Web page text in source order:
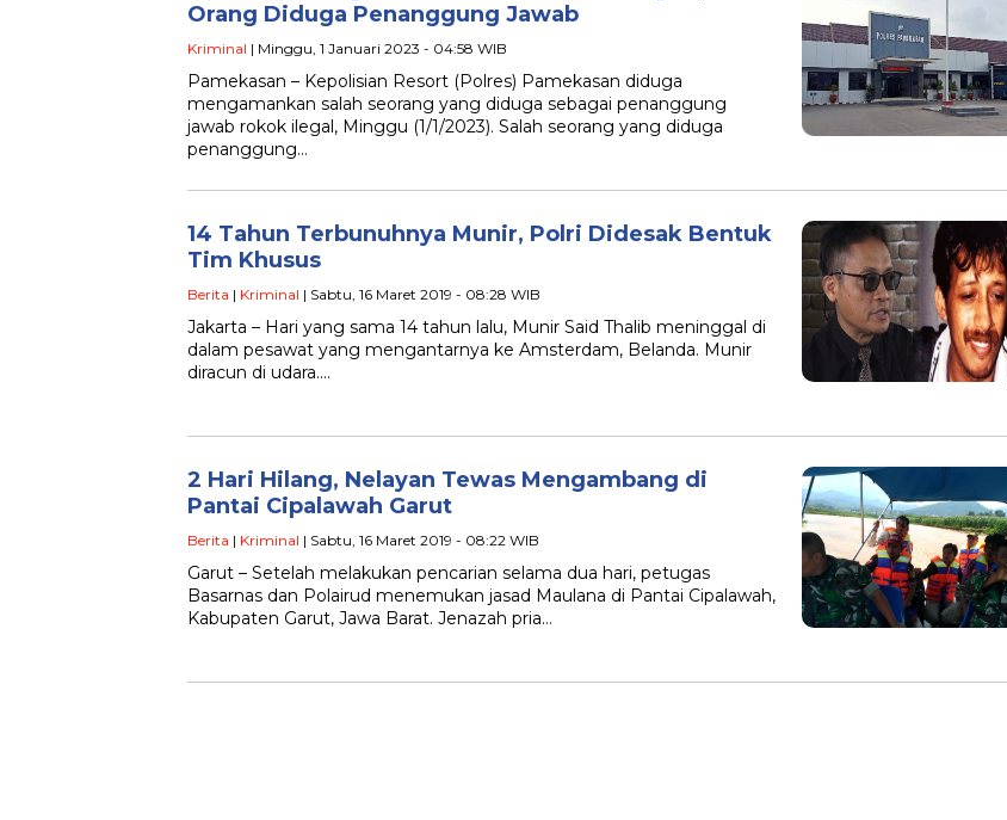
Orang Diduga Penanggung Jawab
Kriminal | Minggu, 1 Januari 2023 - 04:58 WIB
Pamekasan – Kepolisian Resort (Polres) Pamekasan diduga
mengamankan salah seorang yang diduga sebagai penanggung
jawab rokok ilegal, Minggu (1/1/2023). Salah seorang yang diduga
penanggung…
14 Tahun Terbunuhnya Munir, Polri Didesak Bentuk
Tim Khusus
Berita | Kriminal | Sabtu, 16 Maret 2019 - 08:28 WIB
Jakarta – Hari yang sama 14 tahun lalu, Munir Said Thalib meninggal di
dalam pesawat yang mengantarnya ke Amsterdam, Belanda. Munir
diracun di udara….
2 Hari Hilang, Nelayan Tewas Mengambang di
Pantai Cipalawah Garut
Berita | Kriminal | Sabtu, 16 Maret 2019 - 08:22 WIB
Garut – Setelah melakukan pencarian selama dua hari, petugas
Basarnas dan Polairud menemukan jasad Maulana di Pantai Cipalawah,
Kabupaten Garut, Jawa Barat. Jenazah pria…